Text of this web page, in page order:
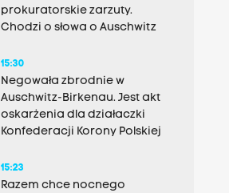
prokuratorskie zarzuty.
Chodzi o słowa o Auschwitz
15:30
Negowała zbrodnie w
Auschwitz-Birkenau. Jest akt
oskarżenia dla działaczki
Konfederacji Korony Polskiej
15:23
Razem chce nocnego